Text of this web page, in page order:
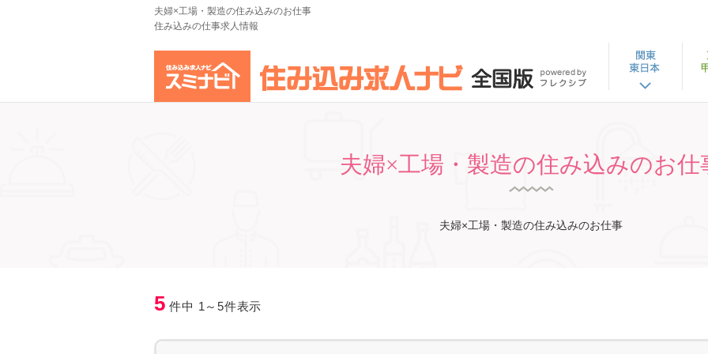
夫婦×工場・製造の住み込みのお仕事
住み込みの仕事求人情報
夫婦×工場・製造の住み込みのお仕
夫婦×工場・製造の住み込みのお仕事
5 件中 1～5件表示